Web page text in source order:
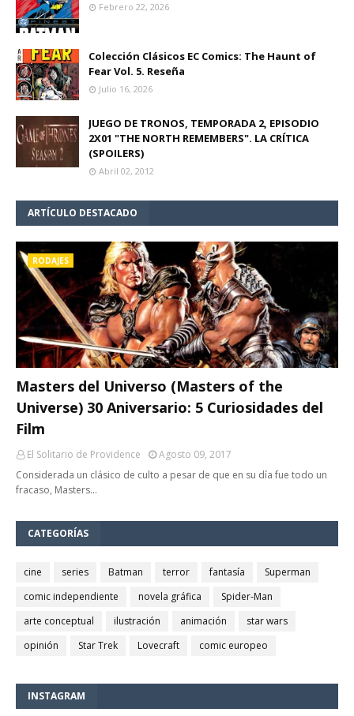
Febrero 22, 2026
Colección Clásicos EC Comics: The Haunt of
Fear Vol. 5. Reseña
Julio 16, 2026
JUEGO DE TRONOS, TEMPORADA 2, EPISODIO
2X01 "THE NORTH REMEMBERS". LA CRÍTICA
(SPOILERS)
Abril 02, 2012
ARTÍCULO DESTACADO
RODAJES
Masters del Universo (Masters of the
Universe) 30 Aniversario: 5 Curiosidades del
Film
El Solitario de Providence
Agosto 09, 2017
Considerada un clásico de culto a pesar de que en su día fue todo un
fracaso, Masters…
CATEGORÍAS
cine series Batman terror fantasía
Superman
comic independiente
novela gráfica
Spider-Man
arte conceptual
ilustración animación
star wars
opinión
Star Trek Lovecraft comic europeo
INSTAGRAM